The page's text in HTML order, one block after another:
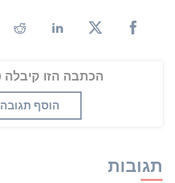
הכתבה הזו קיבלה 0 תגובות
הוסף תגובה
תגובות